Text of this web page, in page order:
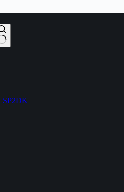
SP2DK